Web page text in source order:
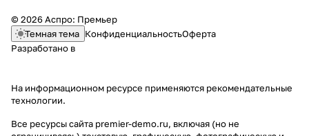
© 2026 Аспро: Премьер
Темная тема КонфиденциальностьОферта
Разработано в
На информационном ресурсе применяются рекомендательные
технологии.
Все ресурсы сайта premier-demo.ru, включая (но не